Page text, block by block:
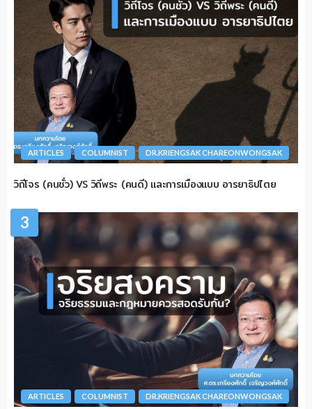
ARTICLES COLUMNIST DR.KRIENGSAK CHAREONWONGSAK
วิถีโจร (คนชั่ว) VS วิถีพระ (คนดี) และการเมืองแบบ อารยาธิปไตย
3
ARTICLES COLUMNIST DR.KRIENGSAK CHAREONWONGSAK